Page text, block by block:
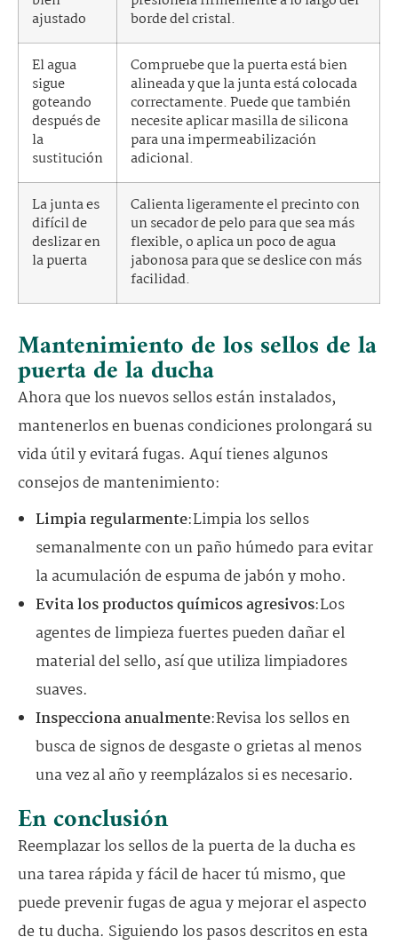
ajustado
borde del cristal.
El agua
sigue
goteando
después de
la
sustitución
Compruebe que la puerta está bien
alineada y que la junta está colocada
correctamente. Puede que también
necesite aplicar masilla de silicona
para una impermeabilización
adicional.
La junta es
difícil de
deslizar en
la puerta
Calienta ligeramente el precinto con
un secador de pelo para que sea más
flexible, o aplica un poco de agua
jabonosa para que se deslice con más
facilidad.
Mantenimiento de los sellos de la
puerta de la ducha
Ahora que los nuevos sellos están instalados,
mantenerlos en buenas condiciones prolongará su
vida útil y evitará fugas. Aquí tienes algunos
consejos de mantenimiento:
Limpia regularmente:Limpia los sellos
semanalmente con un paño húmedo para evitar
la acumulación de espuma de jabón y moho.
Evita los productos químicos agresivos:Los
agentes de limpieza fuertes pueden dañar el
material del sello, así que utiliza limpiadores
suaves.
Inspecciona anualmente:Revisa los sellos en
busca de signos de desgaste o grietas al menos
una vez al año y reemplázalos si es necesario.
En conclusión
Reemplazar los sellos de la puerta de la ducha es
una tarea rápida y fácil de hacer tú mismo, que
puede prevenir fugas de agua y mejorar el aspecto
de tu ducha. Siguiendo los pasos descritos en esta